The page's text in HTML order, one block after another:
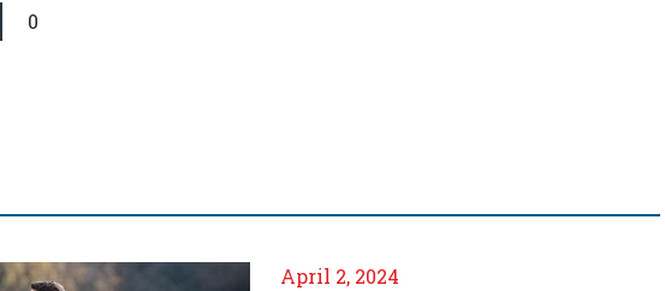
0
April 2, 2024